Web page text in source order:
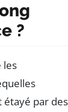
?
les
étayé par des